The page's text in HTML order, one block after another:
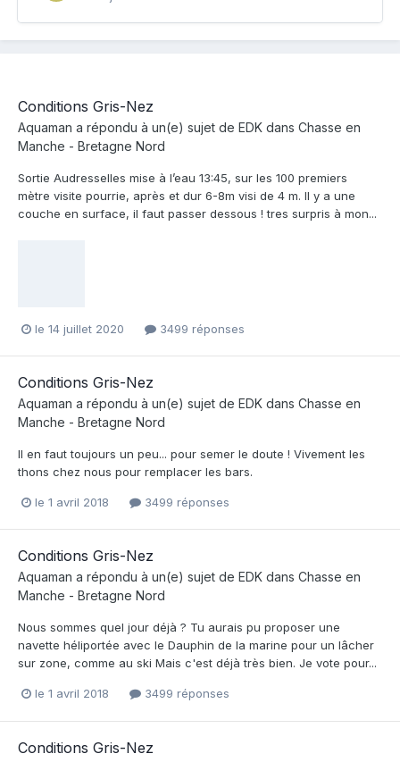
Conditions Gris-Nez
Aquaman a répondu à un(e) sujet de EDK dans Chasse en
Manche - Bretagne Nord
Sortie Audresselles mise à l’eau 13:45, sur les 100 premiers
mètre visite pourrie, après et dur 6-8m visi de 4 m. Il y a une
couche en surface, il faut passer dessous ! tres surpris à mon...
le 14 juillet 2020 3499 réponses
Conditions Gris-Nez
Aquaman a répondu à un(e) sujet de EDK dans Chasse en
Manche - Bretagne Nord
Il en faut toujours un peu... pour semer le doute ! Vivement les
thons chez nous pour remplacer les bars.
le 1 avril 2018 3499 réponses
Conditions Gris-Nez
Aquaman a répondu à un(e) sujet de EDK dans Chasse en
Manche - Bretagne Nord
Nous sommes quel jour déjà ? Tu aurais pu proposer une
navette héliportée avec le Dauphin de la marine pour un lâcher
sur zone, comme au ski Mais c'est déjà très bien. Je vote pour...
le 1 avril 2018 3499 réponses
Conditions Gris-Nez